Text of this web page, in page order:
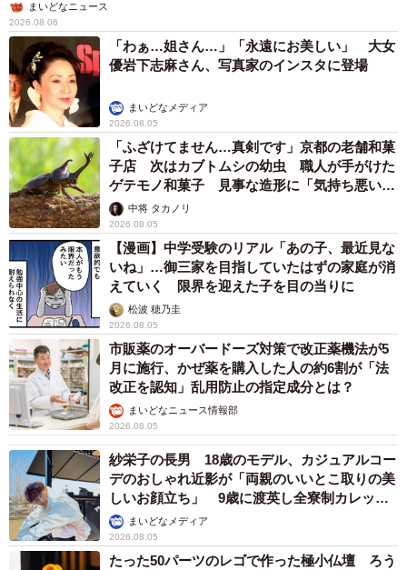
まいどなニュース
2026.08.06
「わぁ…姐さん…」「永遠にお美しい」 大女
優岩下志麻さん、写真家のインスタに登場
まいどなメディア
2026.08.05
「ふざけてません…真剣です」京都の老舗和菓
子店 次はカブトムシの幼虫 職人が手がけた
ゲテモノ和菓子 見事な造形に「気持ち悪いく
らいリアル」
中将 タカノリ
2026.08.05
【漫画】中学受験のリアル「あの子、最近見な
いね」…御三家を目指していたはずの家庭が消
えていく 限界を迎えた子を目の当りに
松波 穂乃圭
2026.08.05
市販薬のオーバードーズ対策で改正薬機法が5
月に施行、かぜ薬を購入した人の約6割が「法
改正を認知」乱用防止の指定成分とは？
まいどなニュース情報部
2026.08.05
紗栄子の長男 18歳のモデル、カジュアルコー
デのおしゃれ近影が「両親のいいとこ取りの美
しいお顔立ち」 9歳に渡英し全寮制カレッジ
で学ぶまいどなメディア
2026.08.05
たった50パーツのレゴで作った極小仏壇 ろう